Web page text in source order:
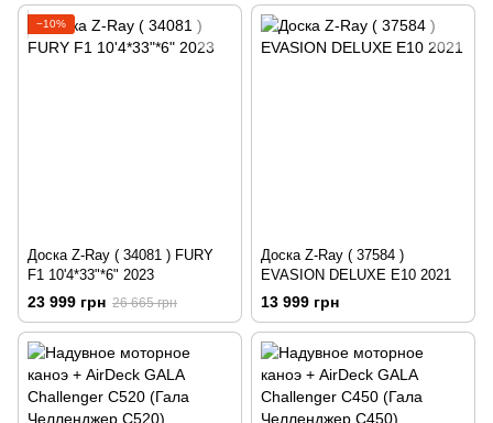
−10%
Доска Z-Ray ( 34081 ) FURY
F1 10'4*33"*6" 2023
23 999 грн 26 665 грн
Доска Z-Ray ( 37584 )
EVASION DELUXE E10 2021
13 999 грн